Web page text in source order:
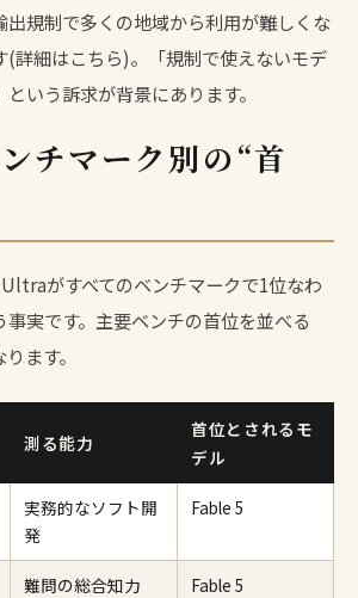
出規制で多くの地域から利用が難しくな
(詳細はこちら)。「規制で使えないモデ
いう訴求が背景にあります。
チマーク別の“首
がすべてのベンチマークで1位なわ
実です。主要ベンチの首位を並べる
ます。
測る能力
首位とされるモ
デル
実務的なソフト開
発
Fable 5
難問の総合知力 Fable 5